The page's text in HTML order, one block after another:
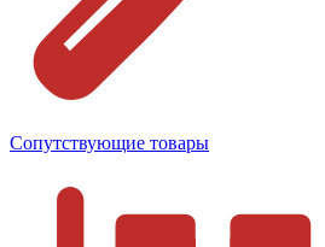
Сопутствующие товары